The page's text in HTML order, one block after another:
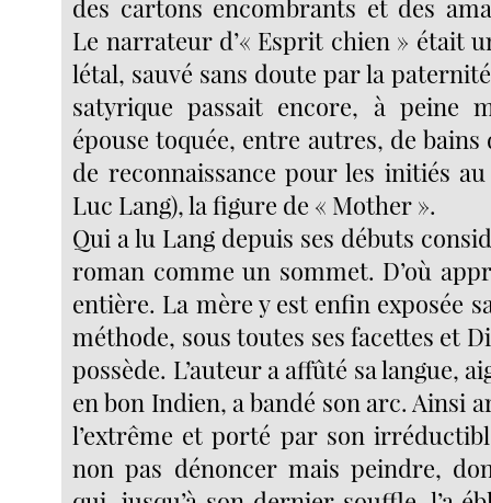
des cartons encombrants et des
Le narrateur d’« Esprit chien » était
létal, sauvé sans doute par la
satyrique passait encore, à peine
épouse toquée, entre autres, de bains
de reconnaissance pour les initiés
Luc Lang), la figure de « Mother ».
Qui a lu Lang depuis ses débuts
roman comme un sommet. D’où
entière. La mère y est enfin exposée
méthode, sous toutes ses facettes et
possède. L’auteur a affûté sa langue,
en bon Indien, a bandé son arc. Ainsi
l’extrême et porté par son
non pas dénoncer mais peindre,